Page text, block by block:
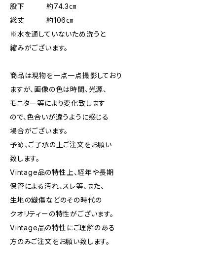
股下 約74.3㎝
総丈 約106㎝
※水を通していないため洗うと
縮みがございます。
商品は現物を一点一点撮影しており
ますが、画像の色は時間、光源、
モニター等により変化致します
ので、色合いが違うように感じる
場合がございます。
予め、ご了承の上ご注文をお願い
致します。
Vintage品の特性上、経年や長期
保管による汚れ、スレ等、また、
生地の織傷などのその時代の
クオリティーの特性がございます。
Vintage品の特性にご理解のある
方のみご注文をお願い致します。